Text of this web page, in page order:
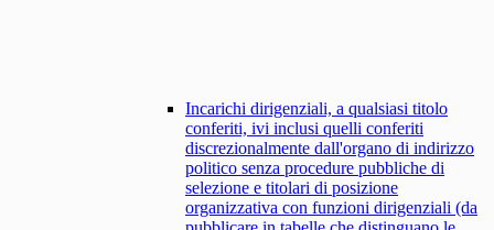
Incarichi dirigenziali, a qualsiasi titolo
conferiti, ivi inclusi quelli conferiti
discrezionalmente dall'organo di indirizzo
politico senza procedure pubbliche di
selezione e titolari di posizione
organizzativa con funzioni dirigenziali (da